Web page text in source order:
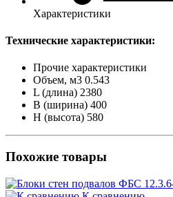
Характеристики
Технические характеристики:
Прочие характеристики
Объем, м3 0.543
L (длина) 2380
B (ширина) 400
H (высота) 580
Похожие товары